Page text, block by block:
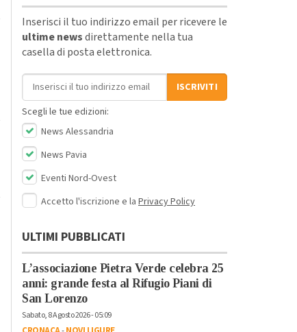
Inserisci il tuo indirizzo email per ricevere le
ultime newsdirettamente nella tua
casella di posta elettronica.
Indirizzo email
ISCRIVITI
Scegli le tue edizioni:
News Alessandria
News Pavia
Eventi Nord-Ovest
Accetto l'iscrizione e la Privacy Policy
ULTIMI PUBBLICATI
L’associazione Pietra Verde celebra 25
anni: grande festa al Rifugio Piani di
San Lorenzo
Sabato, 8 Agosto 2026 - 05:09